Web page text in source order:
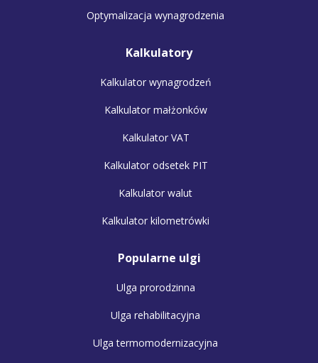
Optymalizacja wynagrodzenia
Kalkulatory
Kalkulator wynagrodzeń
Kalkulator małżonków
Kalkulator VAT
Kalkulator odsetek PIT
Kalkulator walut
Kalkulator kilometrówki
Popularne ulgi
Ulga prorodzinna
Ulga rehabilitacyjna
Ulga termomodernizacyjna